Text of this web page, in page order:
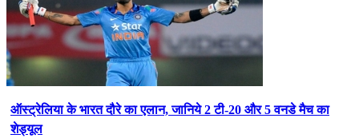
ऑस्ट्रेलिया के भारत दौरे का एलान, जानिये 2 टी-20 और 5 वनडे मैच का
शेड्यूल